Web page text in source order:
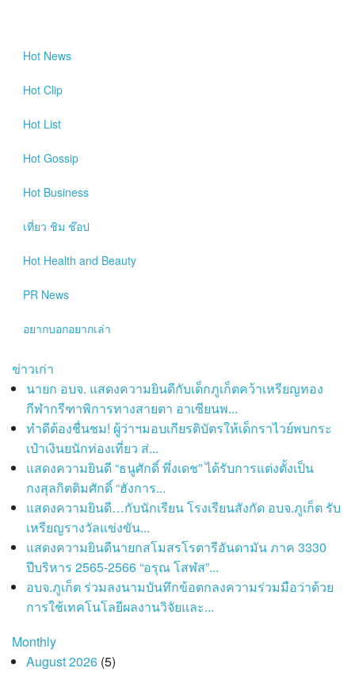
Hot News
Hot Clip
Hot List
Hot Gossip
Hot Business
เที่ยว ชิม ช๊อป
Hot Health and Beauty
PR News
อยากบอกอยากเล่า
ข่าวเก่า
นายก อบจ. แสดงความยินดีกับเด็กภูเก็ตคว้าเหรียญทอง
กีฬากรีฑาพิการทางสายตา อาเซียนพ...
ทำดีต้องชื่นชม! ผู้ว่าฯมอบเกียรติบัตรให้เด็กราไวย์พบกระ
เป๋าเงินยนักท่องเที่ยว ส่...
แสดงความยินดี “ธนูศักดิ์ พึ่งเดช” ได้รับการแต่งตั้งเป็น
กงสุลกิตติมศักดิ์ “ฮังการ...
แสดงความยินดี…กับนักเรียน โรงเรียนสังกัด อบจ.ภูเก็ต รับ
เหรียญรางวัลแข่งขัน...
แสดงความยินดีนายกสโมสรโรตารีอันดามัน ภาค 3330
ปีบริหาร 2565-2566 “อรุณ โสฬส”...
อบจ.ภูเก็ต ร่วมลงนามบันทึกข้อตกลงความร่วมมือว่าด้วย
การใช้เทคโนโลยีผลงานวิจัยและ...
Monthly
August 2026(5)